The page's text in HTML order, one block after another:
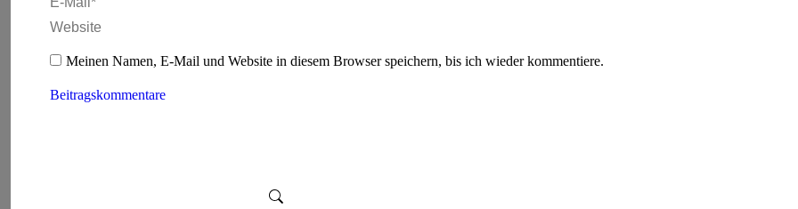
Website
Meinen Namen, E-Mail und Website in diesem Browser speichern, bis ich wieder kommentiere.
Beitragskommentare